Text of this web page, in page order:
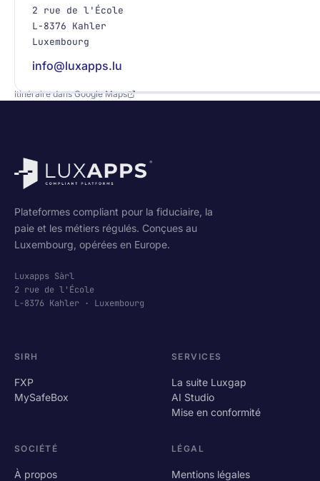
2 rue de l'École
L-8376 Kahler
Luxembourg
info@luxapps.lu
Itinéraire dans Google Maps
Plateformes compliant pour la fiduciaire, la
paie et les métiers régulés. Conçues au
Luxembourg, opérées en Europe.
Luxapps Sàrl
2 rue de l'École
L-8376 Kahler · Luxembourg
SIRH
FXP
MySafeBox
SERVICES
La suite Luxgap
AI Studio
Mise en conformité
SOCIÉTÉ
À propos
LÉGAL
Mentions légales